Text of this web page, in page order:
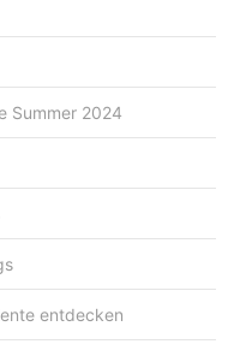
Summer 2024
entdecken